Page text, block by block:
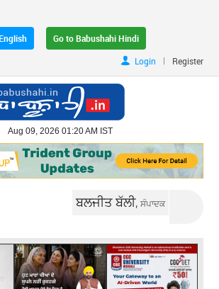
Go to Babushahi Hindi
Login
| Register
Aug 09, 2026 01:20 AM IST
ਬਲਜੀਤ ਬੱਲੀ,ਸੰਪਾਦਕ